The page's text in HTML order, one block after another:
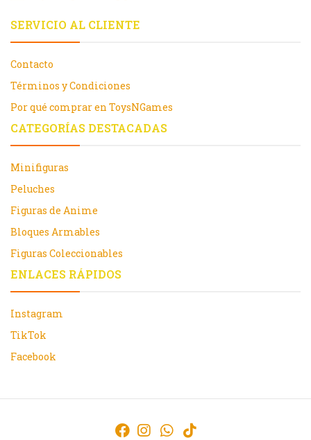
SERVICIO AL CLIENTE
Contacto
Términos y Condiciones
Por qué comprar en ToysNGames
CATEGORÍAS DESTACADAS
Minifiguras
Peluches
Figuras de Anime
Bloques Armables
Figuras Coleccionables
ENLACES RÁPIDOS
Instagram
TikTok
Facebook